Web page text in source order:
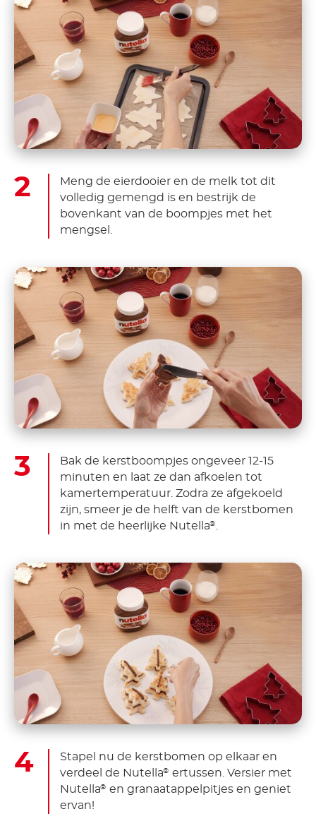
Meng de eierdooier en de melk tot dit
volledig gemengd is en bestrijk de
bovenkant van de boompjes met het
mengsel.
Bak de kerstboompjes ongeveer 12-15
minuten en laat ze dan afkoelen tot
kamertemperatuur. Zodra ze afgekoeld
zijn, smeer je de helft van de kerstbomen
in met de heerlijke Nutella®
Stapel nu de kerstbomen op elkaar en
verdeel de Nutella® ertussen. Versier met
Nutella® en granaatappelpitjes en geniet
ervan!